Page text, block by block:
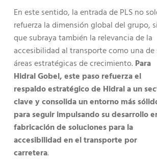
En este sentido, la entrada de PLS no
refuerza la dimensión global del grupo,
que subraya también la relevancia de la
accesibilidad al transporte como una de
áreas estratégicas de crecimiento. Para
Hidral Gobel, este paso refuerza el
respaldo estratégico de Hidral a un
clave y consolida un entorno más
para seguir impulsando su desarrollo
fabricación de soluciones para la
accesibilidad en el transporte por
carretera.